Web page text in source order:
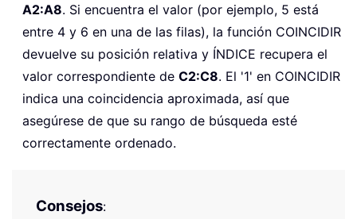
A2:A8. Si encuentra el valor (por ejemplo, 5 está
entre 4 y 6 en una de las filas), la función COINCIDIR
devuelve su posición relativa y ÍNDICE recupera el
valor correspondiente de C2:C8. El '1' en COINCIDIR
indica una coincidencia aproximada, así que
asegúrese de que su rango de búsqueda esté
correctamente ordenado.
Consejos: